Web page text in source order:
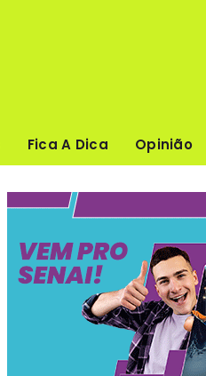
Fica A Dica Opinião